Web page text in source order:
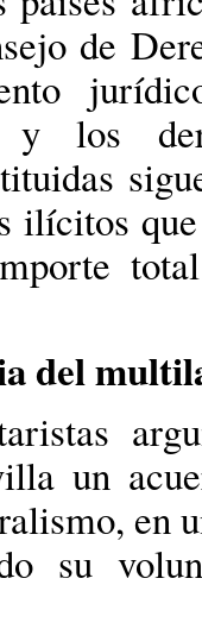
de
y los
ilícitos
del
un
en
su